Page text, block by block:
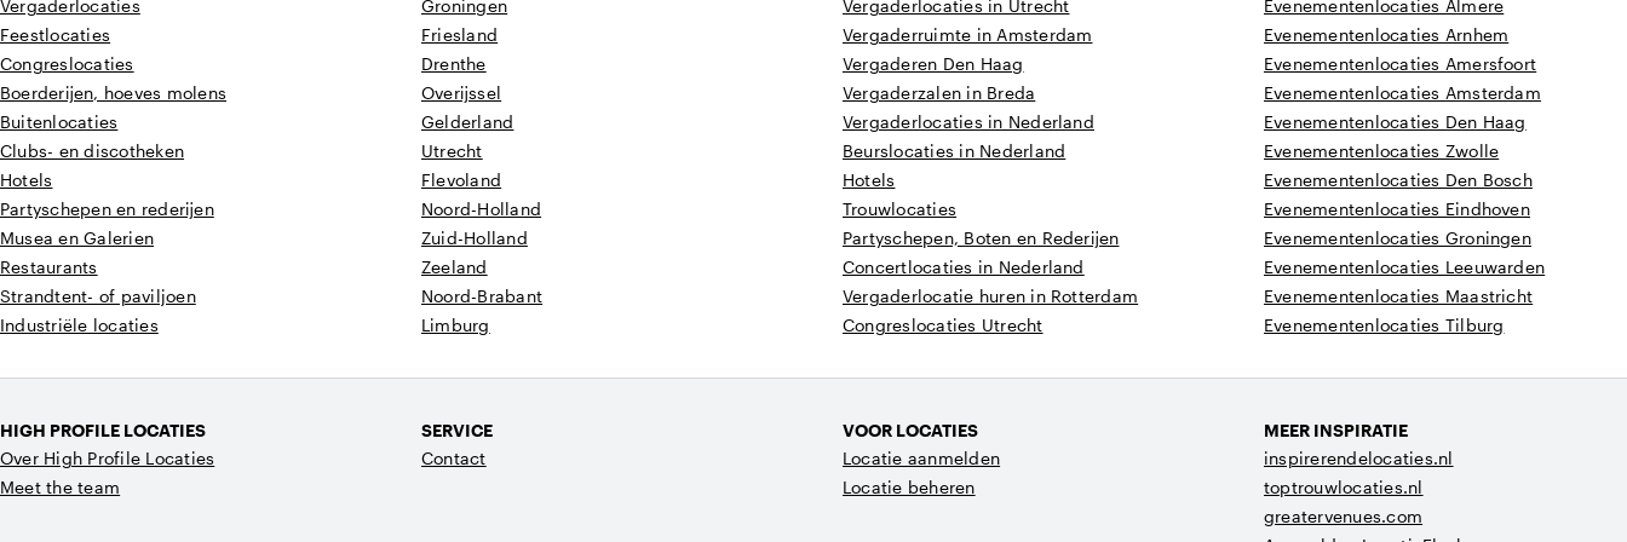
Vergaderlocaties
Feestlocaties
Congreslocaties
Boerderijen, hoeves molens
Buitenlocaties
Clubs- en discotheken
Hotels
Partyschepen en rederijen
Musea en Galerien
Restaurants
Strandtent- of paviljoen
Industriële locaties
Groningen
Friesland
Drenthe
Overijssel
Gelderland
Utrecht
Flevoland
Noord-Holland
Zuid-Holland
Zeeland
Noord-Brabant
Limburg
Vergaderlocaties in Utrecht
Vergaderruimte in Amsterdam
Vergaderen Den Haag
Vergaderzalen in Breda
Vergaderlocaties in Nederland
Beurslocaties in Nederland
Hotels
Trouwlocaties
Partyschepen, Boten en Rederijen
Concertlocaties in Nederland
Vergaderlocatie huren in Rotterdam
Congreslocaties Utrecht
Evenementenlocaties Almere
Evenementenlocaties Arnhem
Evenementenlocaties Amersfoort
Evenementenlocaties Amsterdam
Evenementenlocaties Den Haag
Evenementenlocaties Zwolle
Evenementenlocaties Den Bosch
Evenementenlocaties Eindhoven
Evenementenlocaties Groningen
Evenementenlocaties Leeuwarden
Evenementenlocaties Maastricht
Evenementenlocaties Tilburg
HIGH PROFILE LOCATIES
Over High Profile Locaties
Meet the team
SERVICE
Contact
VOOR LOCATIES
Locatie aanmelden
Locatie beheren
MEER INSPIRATIE
inspirerendelocaties.nl
toptrouwlocaties.nl
greatervenues.com